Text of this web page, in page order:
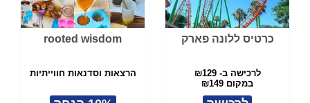
כרטיס ללונה פארק
לרכישה ב- ₪129
במקום ₪149
rooted wisdom
הרצאות וסדנאות חווייתיות